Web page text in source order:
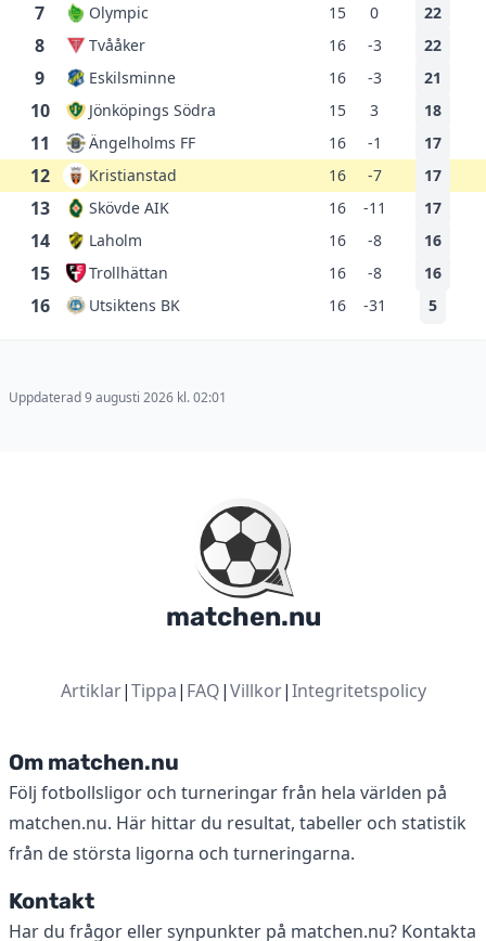
7 Olympic 15 0 22
8 Tvååker 16 -3 22
9 Eskilsminne 16 -3 21
10 Jönköpings Södra 15 3 18
11 Ängelholms FF 16 -1 17
12 Kristianstad 16 -7 17
13 Skövde AIK 16 -11 17
14 Laholm 16 -8 16
15 Trollhättan 16 -8 16
16 Utsiktens BK 16 -31 5
Uppdaterad 9 augusti 2026 kl. 02:01
matchen.nu
Artiklar|Tippa| FAQ|Villkor|Integritetspolicy
Om matchen.nu
Följ fotbollsligor och turneringar från hela världen på
matchen.nu. Här hittar du resultat, tabeller och statistik
från de största ligorna och turneringarna.
Kontakt
Har du frågor eller synpunkter på matchen.nu? Kontakta